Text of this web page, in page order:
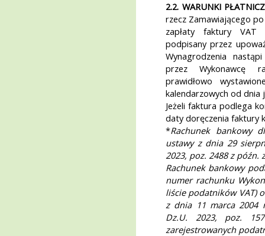
2.2. WARUNKI
rzecz Zamawiającego
zapłaty faktury VAT
podpisany przez
Wynagrodzenia
przez Wykonawcę
prawidłowo
kalendarzowych od dnia
Jeżeli faktura podlega
daty doręczenia faktury
*Rachunek bankowy
ustawy z dnia 29
2023, poz. 2488 z późn.
Rachunek bankowy
numer rachunku
liście podatników VAT)
z dnia 11 marca 2004
Dz.U. 2023, poz.
zarejestrowanych